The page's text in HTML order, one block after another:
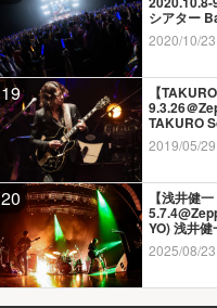
シアター
2020/10/23
19 【
9.3.26＠
TAKURO
2019/05/29
20 【浅井健
YO) 浅井
2025/08/23